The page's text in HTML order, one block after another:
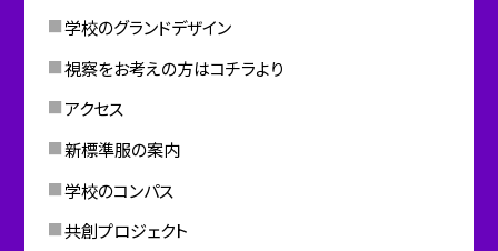
学校のグランドデザイン
視察をお考えの方はコチラより
アクセス
新標準服の案内
学校のコンパス
共創プロジェクト